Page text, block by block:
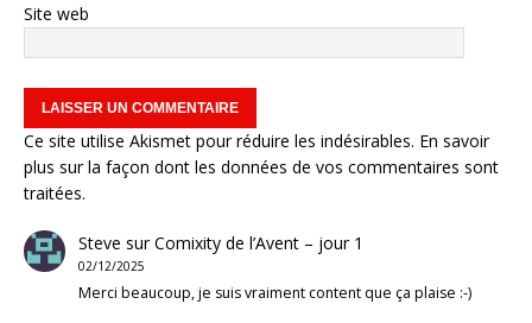
Site web
Ce site utilise Akismet pour réduire les indésirables. En savoir
plus sur la façon dont les données de vos commentaires sont
traitées.
Steve surComixity de l’Avent – jour 1
02/12/2025
Merci beaucoup, je suis vraiment content que ça plaise :-)